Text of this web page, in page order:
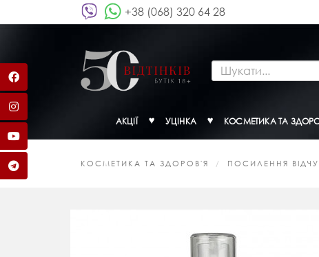
+38 (068) 320 64 28
АКЦІЇ УЦІНКА КОСМЕТИКА ТА
КОСМЕТИКА ТА ЗДОРОВ'Я ПОСИЛЕННЯ